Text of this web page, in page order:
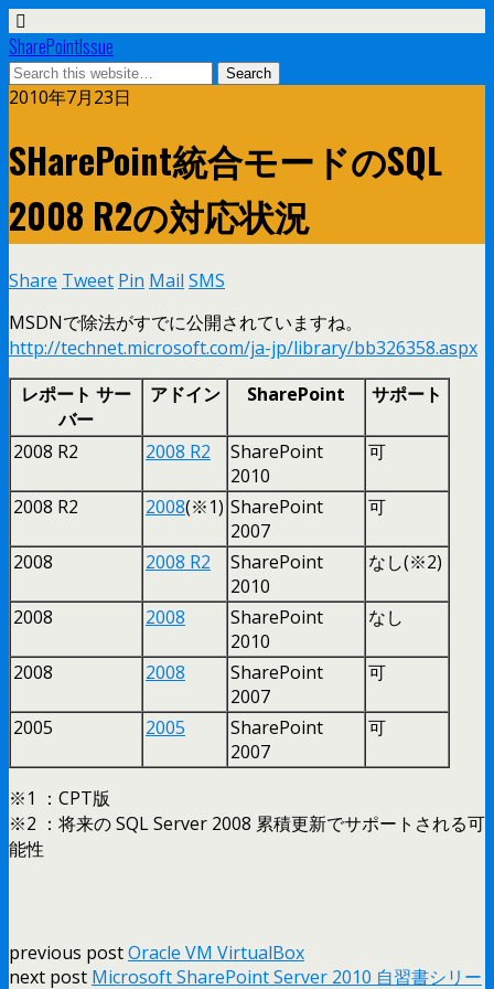
SharePointIssue
2010年7月23日
SHarePoint統合モードのSQL
2008 R2の対応状況
Share Tweet Pin Mail SMS
MSDNで除法がすでに公開されていますね。
http://technet.microsoft.com/ja-jp/library/bb326358.aspx
レポート サー
バー
アドイン SharePoint サポート
2008 R2 2008 R2
SharePoint
2010
可
2008 R2 2008(※1) SharePoint
2007
可
2008 2008 R2
SharePoint
2010
なし(※2)
2008 2008
SharePoint
2010
なし
2008 2008
SharePoint
2007
可
2005 2005
SharePoint
2007
可
※1 ：CPT版
※2 ：将来の SQL Server 2008 累積更新でサポートされる可
能性
previous postOracle VM VirtualBox
next post Microsoft SharePoint Server 2010 自習書シリー